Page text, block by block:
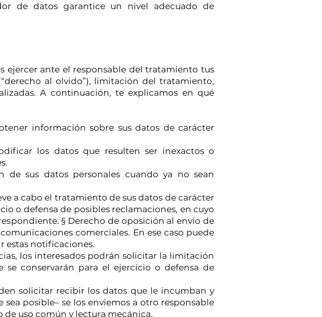
de datos garantice un nivel adecuado de
ejercer ante el responsable del tratamiento tus
al olvido”), limitación del tratamiento,
A continuación, te explicamos en qué
información sobre sus datos de carácter
los datos que resulten ser inexactos o
de sus datos personales cuando ya no sean
a cabo el tratamiento de sus datos de carácter
o defensa de posibles reclamaciones, en cuyo
§ Derecho de oposición al envío de
comerciales. En ese caso puede
estas notificaciones.
los interesados podrán solicitar la limitación
conservarán para el ejercicio o defensa de
solicitar recibir los datos que le incumban y
posible– se los enviemos a otro responsable
uso común y lectura mecánica.